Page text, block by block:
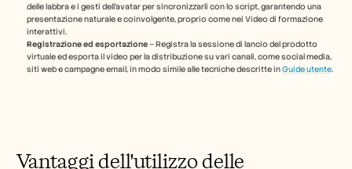
delle labbra e i gesti dell'avatar per sincronizzarli con lo script, garantendo una
presentazione naturale e coinvolgente, proprio come nei Video di formazione
interattivi.
Registrazione ed esportazione – Registra la sessione di lancio del prodotto
virtuale ed esporta il video per la distribuzione su vari canali, come social media,
siti web e campagne email, in modo simile alle tecniche descritte in Guide utente.
Vantaggi dell'utilizzo delle